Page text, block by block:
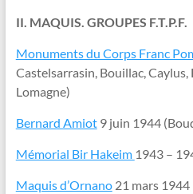
II. MAQUIS. GROUPES F.T.P.F.
Monuments du Corps Franc
Castelsarrasin, Bouillac,
Lomagne)
Bernard Amiot9 juin 1944
Mémorial Bir Hakeim 1943 –
Maquis d’Ornano21 mars 1944